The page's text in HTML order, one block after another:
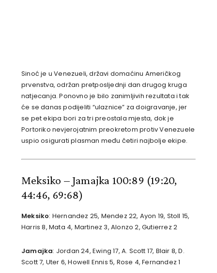
Sinoć je u Venezueli, državi domaćinu Američkog
prvenstva, održan pretposljednji dan drugog kruga
natjecanja. Ponovno je bilo zanimljivih rezultata i tak
će se danas podijeliti “ulaznice” za doigravanje, jer
se pet ekipa bori za tri preostala mjesta, dok je
Portoriko nevjerojatnim preokretom protiv Venezuele
uspio osigurati plasman među četiri najbolje ekipe.
Meksiko – Jamajka 100:89 (19:20,
44:46, 69:68)
Meksiko: Hernandez 25, Mendez 22, Ayon 19, Stoll 15,
Harris 8, Mata 4, Martinez 3, Alonzo 2, Gutierrez 2
Jamajka: Jordan 24, Ewing 17, A. Scott 17, Blair 8, D.
Scott 7, Uter 6, Howell Ennis 5, Rose 4, Fernandez 1